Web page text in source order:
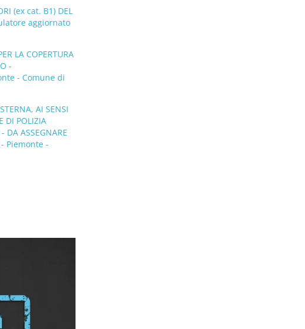
(ex cat. B1) DEL
aggiornato
LA COPERTURA
-
- Comune di
AI SENSI
DI POLIZIA
DA ASSEGNARE
- Piemonte -